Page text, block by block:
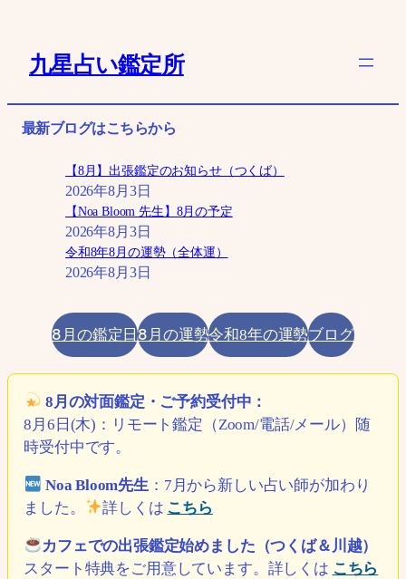
キ
九星占い鑑定所
最新ブログはこちらから
【8月】出張鑑定のお知らせ（つくば）
2026年8月3日
【Noa Bloom 先生】8月の予定
2026年8月3日
令和8年8月の運勢（全体運）
2026年8月3日
8月の鑑定日8月の運勢令和8年の運勢ブログ
8月の対面鑑定・ご予約受付中：
8月6日(木)：リモート鑑定（Zoom/電話/メール）随
時受付中です。
Noa Bloom先生：7月から新しい占い師が加わり
ました。
詳しくは こちら
カフェでの出張鑑定始めました（つくば＆川越）
スタート特典をご用意しています。詳しくは こちら